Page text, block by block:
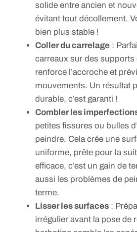
solide entre ancien et
évitant tout décollement.
bien plus stable !
Coller du carrelage :
carreaux sur des supports
renforce l’accroche et
mouvements. Un résultat
durable, c’est garanti !
Combler les
petites fissures ou bulles
peindre. Cela crée une
uniforme, prête pour la
efficace, c’est un gain de
aussi les problèmes de
terme.
Lisser les surfaces :
irrégulier avant la pose de